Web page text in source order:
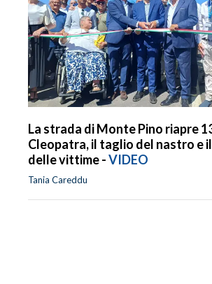
La strada di Monte Pino riapre
Cleopatra, il taglio del nastro e
delle vittime -VIDEO
Tania Careddu